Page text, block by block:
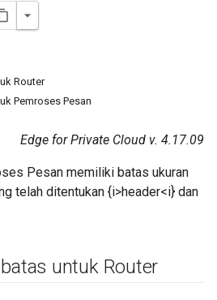
Router
Pemroses Pesan
Edge for Private Cloud v. 4.17.09
Pesan memiliki batas ukuran
telah ditentukan {i>header<i} dan
untuk Router